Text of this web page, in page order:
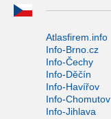
Atlasfirem.info
Info-Brno.cz
Info-Čechy
Info-Děčín
Info-Havířov
Info-Chomutov
Info-Jihlava